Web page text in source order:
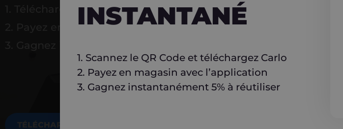
1. Téléchargez Carlo
2. Payez en magasin avec l’application
TÉLÉCHARGEZ MAINTENANT
INSTANTANÉ
1. Scannez le QR Code et téléchargez Carlo
2. Payez en magasin avec l’application
3. Gagnez instantanément 5% à réutiliser